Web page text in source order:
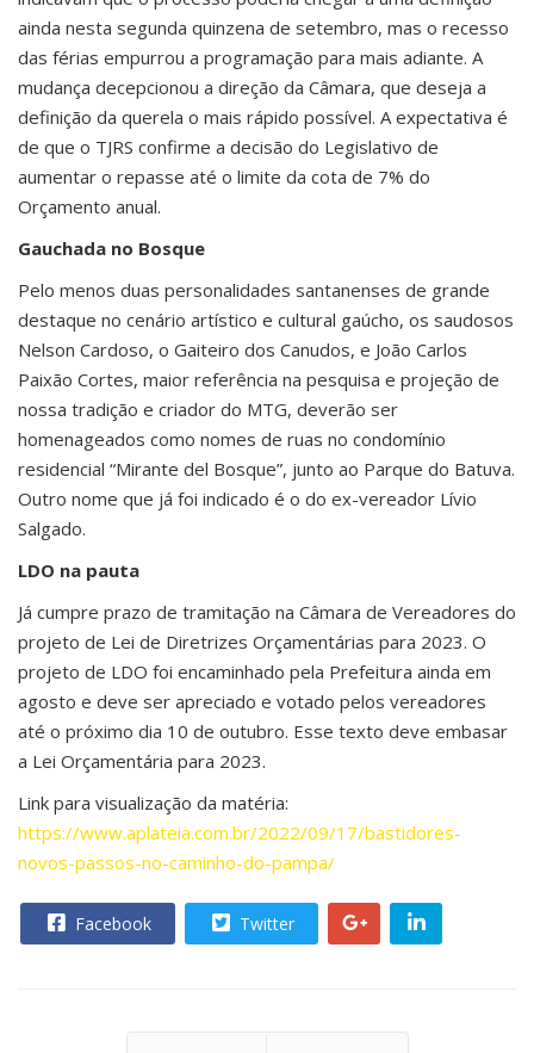
ainda nesta segunda quinzena de setembro, mas o recesso
das férias empurrou a programação para mais adiante. A
mudança decepcionou a direção da Câmara, que deseja a
definição da querela o mais rápido possível. A expectativa é
de que o TJRS confirme a decisão do Legislativo de
aumentar o repasse até o limite da cota de 7% do
Orçamento anual.
Gauchada no Bosque
Pelo menos duas personalidades santanenses de grande
destaque no cenário artístico e cultural gaúcho, os saudosos
Nelson Cardoso, o Gaiteiro dos Canudos, e João Carlos
Paixão Cortes, maior referência na pesquisa e projeção de
nossa tradição e criador do MTG, deverão ser
homenageados como nomes de ruas no condomínio
residencial “Mirante del Bosque”, junto ao Parque do Batuva.
Outro nome que já foi indicado é o do ex-vereador Lívio
Salgado.
LDO na pauta
Já cumpre prazo de tramitação na Câmara de Vereadores do
projeto de Lei de Diretrizes Orçamentárias para 2023. O
projeto de LDO foi encaminhado pela Prefeitura ainda em
agosto e deve ser apreciado e votado pelos vereadores
até o próximo dia 10 de outubro. Esse texto deve embasar
a Lei Orçamentária para 2023.
Link para visualização da matéria:
https://www.aplateia.com.br/2022/09/17/bastidores-
novos-passos-no-caminho-do-pampa/
Facebook Twitter